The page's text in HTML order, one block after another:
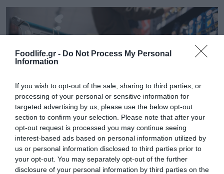
Foodlife.gr - Do Not Process My Personal
Information
If you wish to opt-out of the sale, sharing to third parties, or
processing of your personal or sensitive information for
targeted advertising by us, please use the below opt-out
section to confirm your selection. Please note that after your
opt-out request is processed you may continue seeing
interest-based ads based on personal information utilized by
us or personal information disclosed to third parties prior to
your opt-out. You may separately opt-out of the further
disclosure of your personal information by third parties on the
04.08.2026
ΙΕΛΚΑ: Σε ποια προϊόντα αυξήθηκαν και πού
μειώθηκαν οι τιμές στα σούπερ μάρκετ